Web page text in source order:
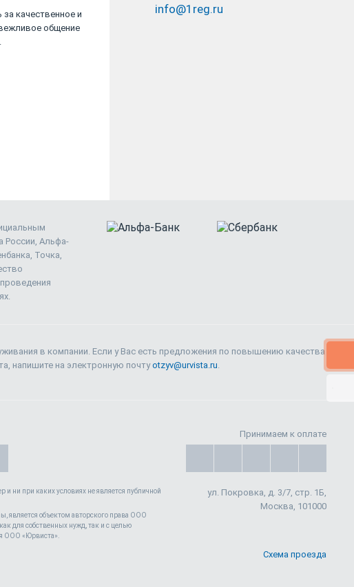
качественное и
общение
Работа была выполнена быстро и
info@1reg.ru
России, Альфа-
Точка,
в компании. Если у Вас есть предложения по повышению качества
напишите на электронную почтуotzyv@urvista.ru.
Принимаем к оплате
ул. Покровка, д. 3/7, стр. 1Б,
Москва, 101000
Схема проезда
ни при каких условиях не является публичной
является объектом авторского права ООО
для собственных нужд, так и с целью
ООО «Юрвиста».
Принимаю